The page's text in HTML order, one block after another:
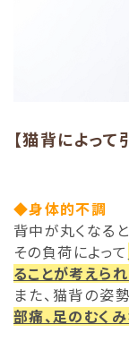
【猫背によって
◆身体的不調
背中が丸くなる
その負荷によって
ることが考えられ
また、猫背の姿
部痛、足のむく